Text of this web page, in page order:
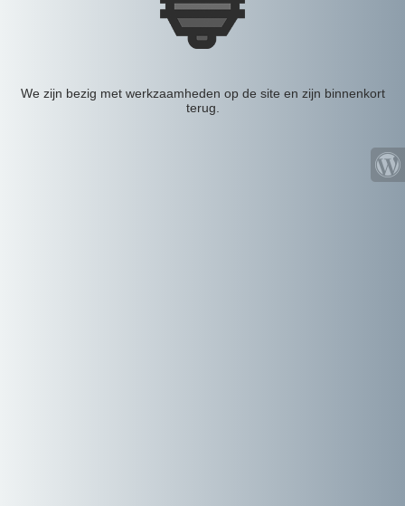
We zijn bezig met werkzaamheden op de site en zijn binnenkort
terug.